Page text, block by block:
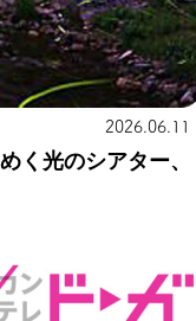
2026.06.11
く光のシアター、